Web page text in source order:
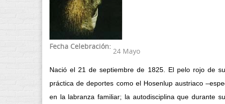
Fecha Celebración:
24 Mayo
Nació el 21 de septiembre de 1825. El pelo rojo de
práctica de deportes como el Hosenlup austriaco
en la labranza familiar; la autodisciplina que durante